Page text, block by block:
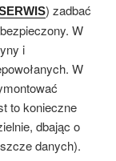
) zadbać
W
i
W
to konieczne
dbając o
danych).